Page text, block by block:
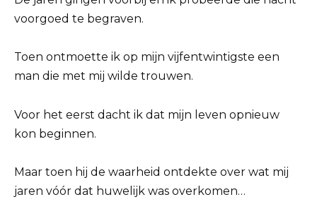
voorgoed te begraven.
Toen ontmoette ik op mijn vijfentwintigste een
man die met mij wilde trouwen.
Voor het eerst dacht ik dat mijn leven opnieuw
kon beginnen.
Maar toen hij de waarheid ontdekte over wat mij
jaren vóór dat huwelijk was overkomen…